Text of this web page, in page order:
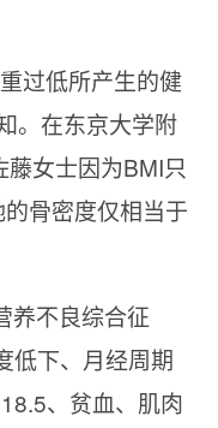
过低所产生的健
。在东京大学附
女士因为BMI只
骨密度仅相当于
养不良综合征
低下、月经周期
、贫血、肌肉